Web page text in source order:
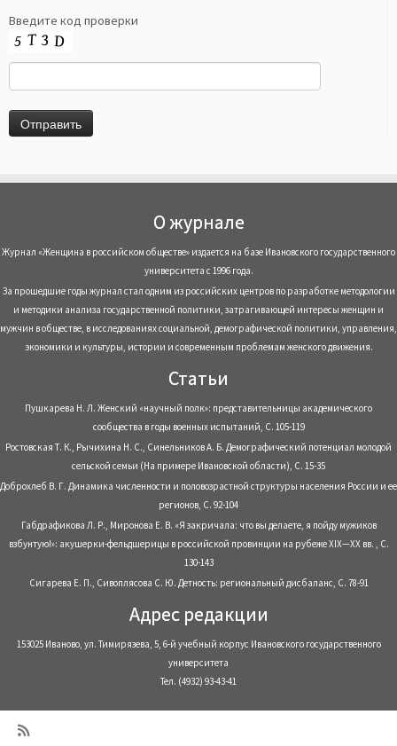
Введите код проверки
О журнале
Журнал «Женщина в российском обществе» издается на базе Ивановского государственного
университета с 1996 года.
За прошедшие годы журнал стал одним из российских центров по разработке методологии
и методики анализа государственной политики, затрагивающей интересы женщин и
мужчин в обществе, в исследованиях социальной, демографической политики, управления,
экономики и культуры, истории и современным проблемам женского движения.
Статьи
Пушкарева Н. Л. Женский «научный полк»: представительницы академического
сообщества в годы военных испытаний, С. 105-119
Ростовская Т. К., Рычихина Н. С., Синельников А. Б. Демографический потенциал молодой
сельской семьи (На примере Ивановской области), С. 15-35
Доброхлеб В. Г. Динамика численности и половозрастной структуры населения России и ее
регионов, С. 92-104
Габдрафикова Л. Р., Миронова Е. В. «Я закричала: что вы делаете, я пойду мужиков
взбунтую!»: акушерки-фельдшерицы в российской провинции на рубеже XIX—XX вв. , С.
130-143
Сигарева Е. П., Сивоплясова С. Ю. Детность: региональный дисбаланс, С. 78-91
Адрес редакции
153025 Иваново, ул. Тимирязева, 5, 6-й учебный корпус Ивановского государственного
университета
Тел. (4932) 93-43-41